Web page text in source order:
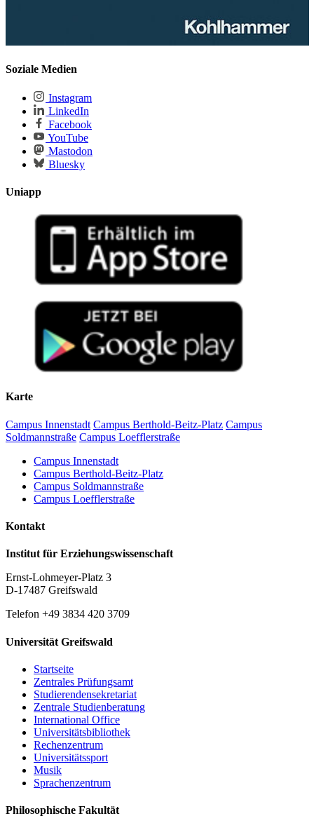
Soziale Medien
Instagram
LinkedIn
Facebook
YouTube
Mastodon
Bluesky
Uniapp
Karte
Campus Innenstadt Campus Berthold-Beitz-Platz Campus
Soldmannstraße Campus Loefflerstraße
Campus Innenstadt
Campus Berthold-Beitz-Platz
Campus Soldmannstraße
Campus Loefflerstraße
Kontakt
Institut für Erziehungswissenschaft
Ernst-Lohmeyer-Platz 3
D-17487 Greifswald
Telefon +49 3834 420 3709
Universität Greifswald
Startseite
Zentrales Prüfungsamt
Studierendensekretariat
Zentrale Studienberatung
International Office
Universitätsbibliothek
Rechenzentrum
Universitätssport
Musik
Sprachenzentrum
Philosophische Fakultät